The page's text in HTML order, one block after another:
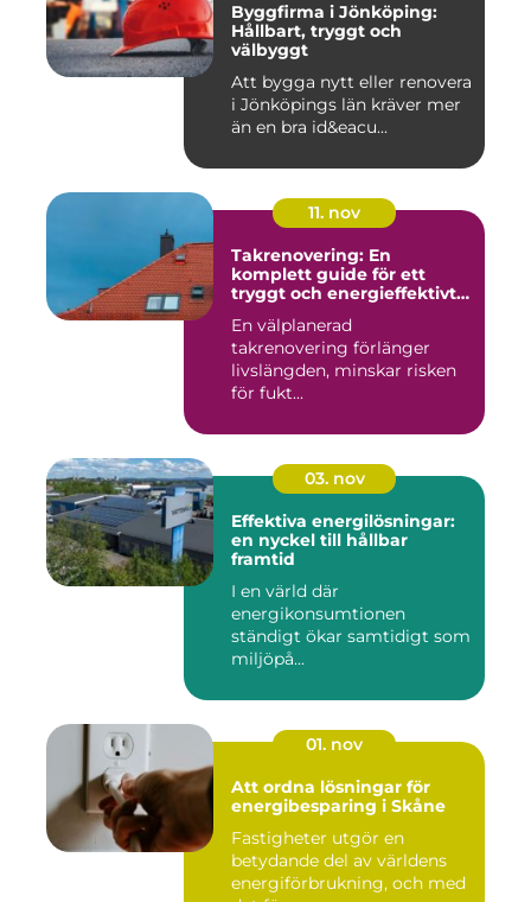
Byggfirma i Jönköping:
Hållbart, tryggt och
välbyggt
Att bygga nytt eller renovera
i Jönköpings län kräver mer
än en bra id&eacu...
11. nov
Takrenovering: En
komplett guide för ett
tryggt och energieffektivt
En välplanerad
takrenovering förlänger
livslängden, minskar risken
för fukt...
03. nov
Effektiva energilösningar:
en nyckel till hållbar
framtid
I en värld där
energikonsumtionen
ständigt ökar samtidigt som
miljöpå...
01. nov
Att ordna lösningar för
energibesparing i Skåne
Fastigheter utgör en
betydande del av världens
energiförbrukning, och med